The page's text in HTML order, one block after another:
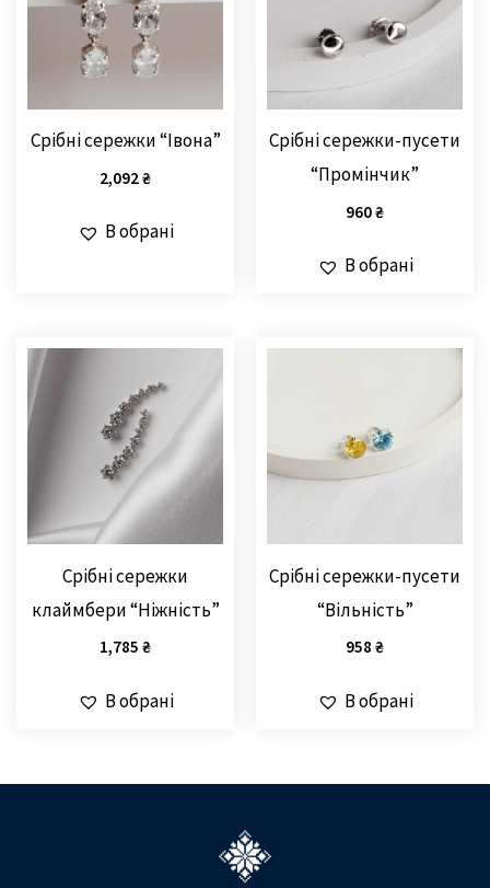
Срібні сережки “Івона”
2,092₴
В обрані
Срібні сережки-пусети
“Промінчик”
960₴
В обрані
Срібні сережки
клаймбери “Ніжність”
1,785 ₴
В обрані
Срібні сережки-пусети
“Вільність”
958 ₴
В обрані